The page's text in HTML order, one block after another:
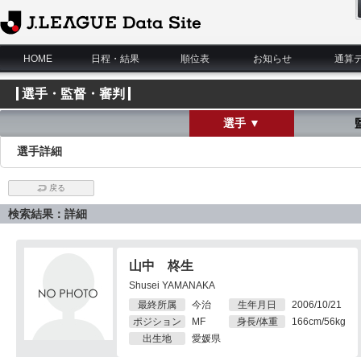
J.League Data Site
HOME
日程・結果 順位表 お知らせ 通算
選手・監督・審判
選手 ▼
選手詳細
戻る
検索結果：詳細
山中 柊生
Shusei YAMANAKA
最終所属
今治
ポジション
MF
出生地
愛媛県
生年月日
2006/10/21
身長/体重
166cm/56kg